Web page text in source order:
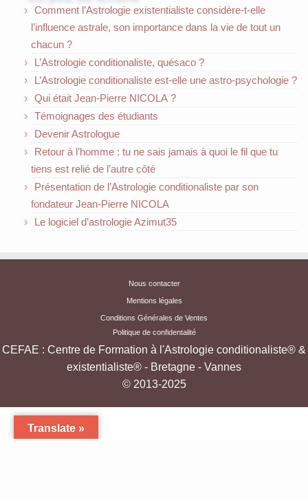
Comment l’Astrologie existentialiste considère-t-elle
l’influence astrale, son importance dans la vie de tout un
chacun ?
L’Astrologie conditionaliste, quésaco ?
L’Astrologie conditionaliste est-elle une astro-psychologie ?
Qui était Jean-Pierre NICOLA ?
Témoignages des étudiants
Devenir Astrologue
Retour à l’homme : tu ne sais jamais à quoi le fil que tu
tiens est relié de l’autre côté
Présentation de l’Astrologie conditionaliste par son
fondateur Jean-Pierre NICOLA
Le logiciel d’astrologie Azimut35
Nous contacter
Mentions légales
Conditions Générales de Ventes
Politique de confidentalité
CEFAE : Centre de Formation à l'Astrologie conditionaliste® &
existentialiste® - Bretagne - Vannes
© 2013-2025
Translate »